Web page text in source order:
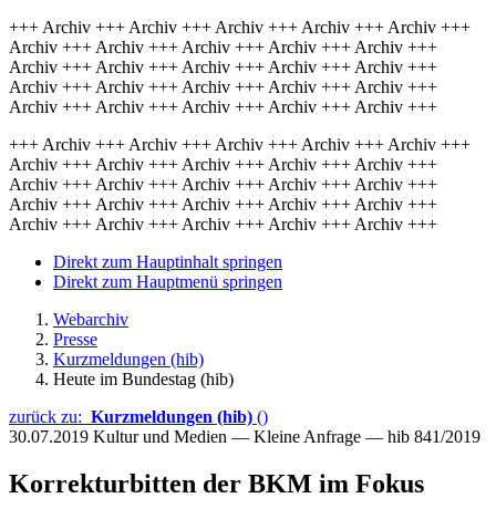
+++ Archiv +++ Archiv +++ Archiv +++ Archiv +++ Archiv +++
Archiv +++ Archiv +++ Archiv +++ Archiv +++ Archiv +++
Archiv +++ Archiv +++ Archiv +++ Archiv +++ Archiv +++
Archiv +++ Archiv +++ Archiv +++ Archiv +++ Archiv +++
Archiv +++ Archiv +++ Archiv +++ Archiv +++ Archiv +++
+++ Archiv +++ Archiv +++ Archiv +++ Archiv +++ Archiv +++
Archiv +++ Archiv +++ Archiv +++ Archiv +++ Archiv +++
Archiv +++ Archiv +++ Archiv +++ Archiv +++ Archiv +++
Archiv +++ Archiv +++ Archiv +++ Archiv +++ Archiv +++
Archiv +++ Archiv +++ Archiv +++ Archiv +++ Archiv +++
Direkt zum Hauptinhalt springen
Direkt zum Hauptmenü springen
Webarchiv
Presse
Kurzmeldungen (hib)
Heute im Bundestag (hib)
zurück zu: Kurzmeldungen (hib) ()
30.07.2019 Kultur und Medien — Kleine Anfrage — hib 841/2019
Korrekturbitten der BKM im Fokus